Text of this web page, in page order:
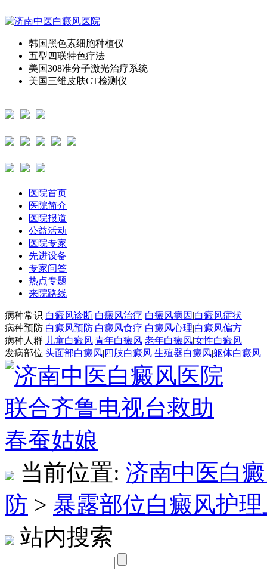
韩国黑色素细胞种植仪
五型四联特色疗法
美国308准分子激光治疗系统
美国三维皮肤CT检测仪
医院首页
医院简介
医院报道
公益活动
医院专家
先进设备
专家问答
热点专题
来院路线
病种常识 白癜风诊断|白癜风治疗 白癜风病因 |白癜风症状
病种预防 白癜风预防|白癜风食疗 白癜风心理|白癜风偏方
病种人群 儿童白癜风|青年白癜风 老年白癜风|女性白癜风
发病部位 头面部白癜风| 四肢白癜风 生殖器白癜风|躯体白癜风
当前位置: 济南中医白
防 > 暴露部位白癜风护
站内搜索